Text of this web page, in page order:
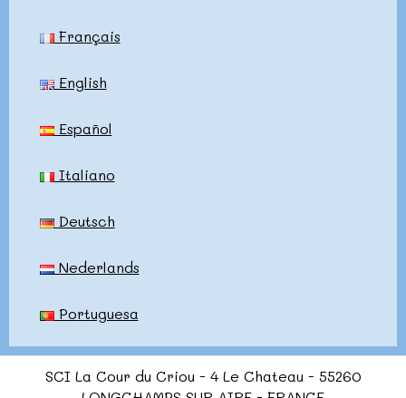
Français
English
Español
Italiano
Deutsch
Nederlands
Portuguesa
SCI La Cour du Criou - 4 Le Chateau - 55260